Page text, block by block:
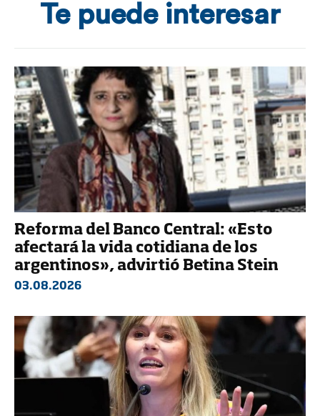
Te puede interesar
Reforma del Banco Central: «Esto
afectará la vida cotidiana de los
argentinos», advirtió Betina Stein
03.08.2026